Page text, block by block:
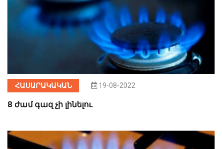
ՀԱՍԱՐԱԿԱԿԱՆ 19-08-2022
8 ժամ գազ չի լինելու